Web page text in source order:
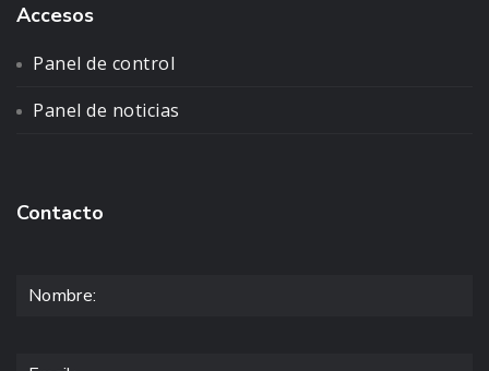
Accesos
Panel de control
Panel de noticias
Contacto